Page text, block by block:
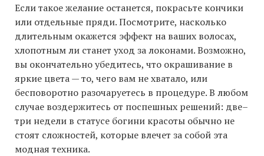
Если такое желание останется, покрасьте кончики
или отдельные пряди. Посмотрите, насколько
длительным окажется эффект на ваших волосах,
хлопотным ли станет уход за локонами. Возможно,
вы окончательно убедитесь, что окрашивание в
яркие цвета — то, чего вам не хватало, или
бесповоротно разочаруетесь в процедуре. В любом
случае воздержитесь от поспешных решений: две–
три недели в статусе богини красоты обычно не
стоят сложностей, которые влечет за собой эта
модная техника.